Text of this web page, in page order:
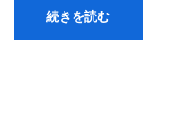
続きを読む